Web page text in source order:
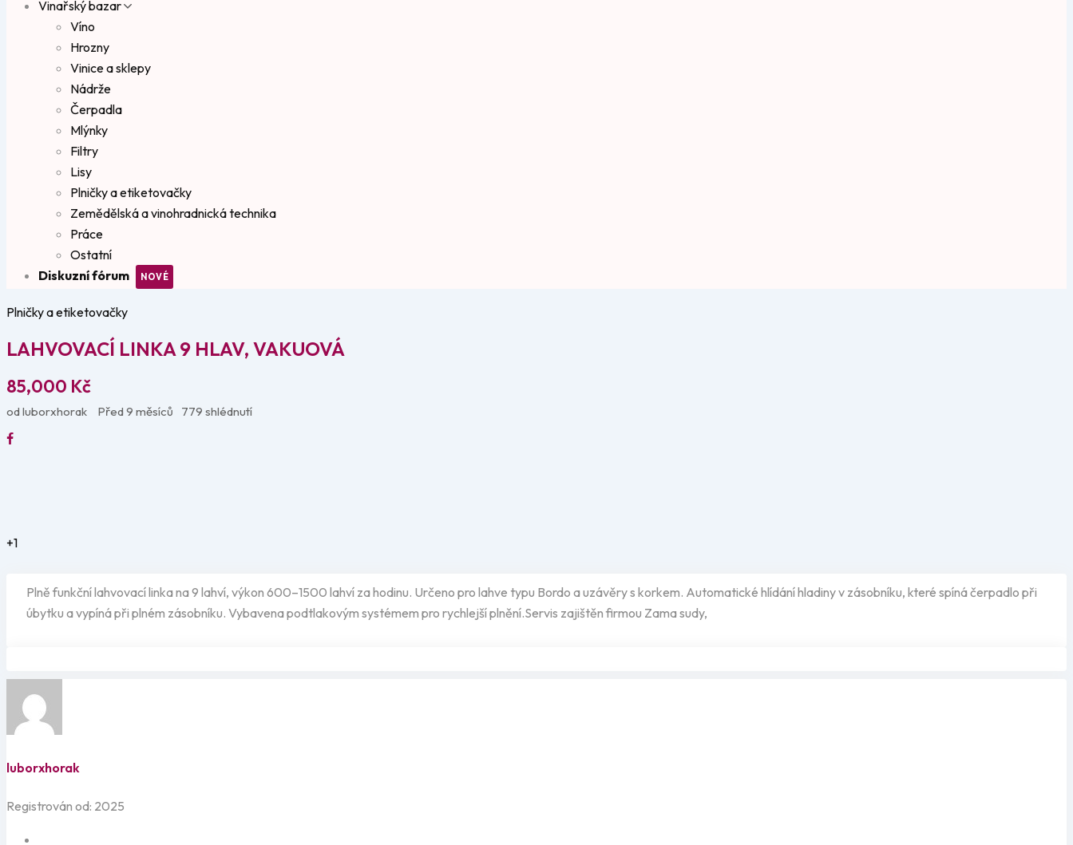
Vinařský bazar
Víno
Hrozny
Vinice a sklepy
Nádrže
Čerpadla
Mlýnky
Filtry
Lisy
Plničky a etiketovačky
Zemědělská a vinohradnická technika
Práce
Ostatní
Diskuzní fórum
Plničky a etiketovačky
LAHVOVACÍ LINKA 9 HLAV, VAKUOVÁ
85,000 Kč
od luborxhorak Před 9 měsíců 779 shlédnutí
+1
Plně funkční lahvovací linka na 9 lahví, výkon 600–1500 lahví za hodinu. Určeno pro lahve typu Bordo a uzávěry s korkem. Automatické hlídání hladiny v zásobníku, které spíná čerpadlo při
úbytku a vypíná při plném zásobníku. Vybavena podtlakovým systémem pro rychlejší plnění.Servis zajištěn firmou Zama sudy,
luborxhorak
Registrován od: 2025